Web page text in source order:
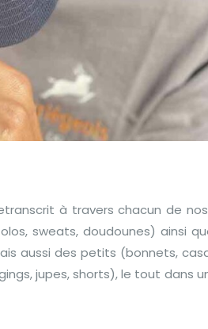
à travers chacun de
sweats, doudounes) ainsi
aussi des petits (bonnets,
jupes, shorts), le tout dans